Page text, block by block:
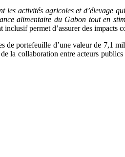
activités agricoles et d’élevage
alimentaire du Gabon tout en
permet d’assurer des impacts
portefeuille d’une valeur de 7,1
la collaboration entre acteurs